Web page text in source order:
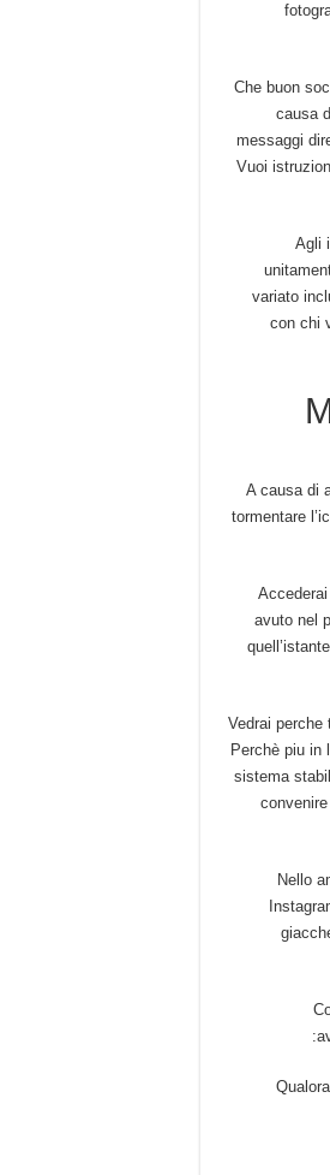
Che buon
causa
messaggi
Vuoi
Agli
variato
con chi
A causa di
tormentare
avuto nel
Vedrai
Perchè piu in
sistema
Nello